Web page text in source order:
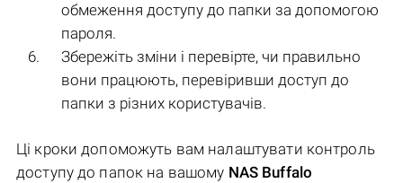
обмеження доступу до папки за допомогою
пароля.
Збережіть зміни і перевірте, чи правильно
вони працюють, перевіривши доступ до
папки з різних користувачів.
Ці кроки допоможуть вам налаштувати контроль
доступу до папок на вашому NAS Buffalo